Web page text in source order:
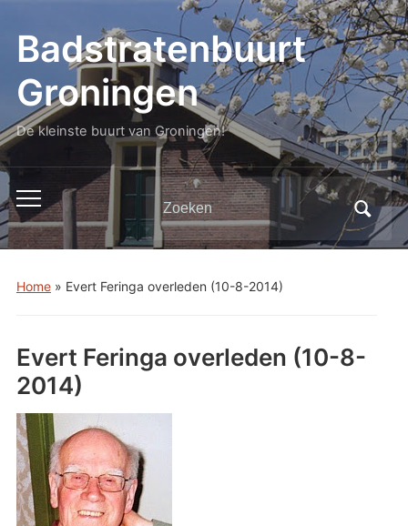
Badstratenbuurt
Groningen
De kleinste buurt van Groningen!
Toggle
mobiel
menu
Zoeken
naar:
Home» Evert Feringa overleden (10-8-2014)
Evert Feringa overleden (10-8-
2014)